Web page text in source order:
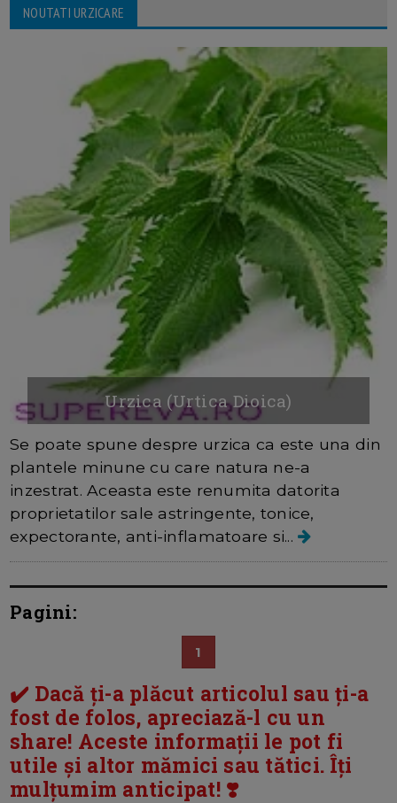
NOUTATI URZICARE
Urzica (Urtica Dioica)
Se poate spune despre urzica ca este una din
plantele minune cu care natura ne-a
inzestrat. Aceasta este renumita datorita
proprietatilor sale astringente, tonice,
expectorante, anti-inflamatoare si...
Pagini:
1
✔️ Dacă ți-a plăcut articolul sau ți-a
fost de folos, apreciază-l cu un
share! Aceste informații le pot fi
utile și altor mămici sau tătici. Îți
mulțumim anticipat! ❣️